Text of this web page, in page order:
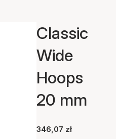
Classic
Wide
Hoops
20 mm
346,07 zł